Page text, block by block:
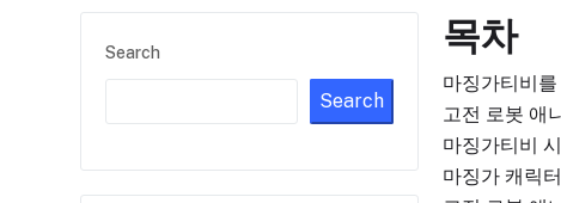
Search
Search
목차
마징가티비
고전 로봇 애
마징가티비
마징가 캐릭